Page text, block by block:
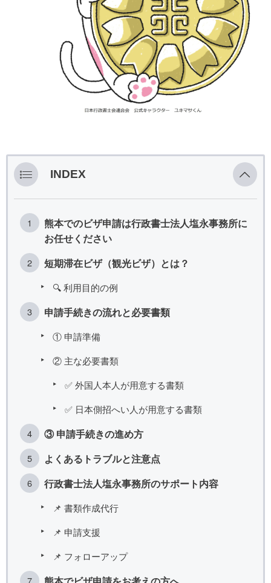
INDEX
熊本でのビザ申請は行政書士法人塩永事務所に
お任せください
短期滞在ビザ（観光ビザ）とは？
🔍 利用目的の例
申請手続きの流れと必要書類
① 申請準備
② 主な必要書類
✅ 外国人本人が用意する書類
✅ 日本側招へい人が用意する書類
③ 申請手続きの進め方
よくあるトラブルと注意点
行政書士法人塩永事務所のサポート内容
📌 書類作成代行
📌 申請支援
📌 フォローアップ